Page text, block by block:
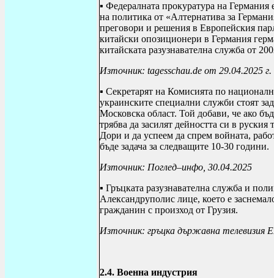
▪ Федералната прокуратура на
на политика от «Алтернатива за
преговори и решения в Европейския
китайски опозиционери в Германия
китайската разузнавателна служба от
Източник: tagesschau.de от 29.04.2025 г.
▪ Секретарят на Комисията по
украинските специални служби стоят
Московска област. Той добави, че ако
трябва да засилят дейността си в
Дори и да успеем да спрем войната,
бъде задача за следващите 10-30 години.
Източник: Поглед–инфо, 30.04.2025
▪ Гръцката разузнавателна служба и
Александруполис лице, което е
гражданин с произход от Грузия.
Източник: гръцка държавна телевизия
2.4. Военна индустрия